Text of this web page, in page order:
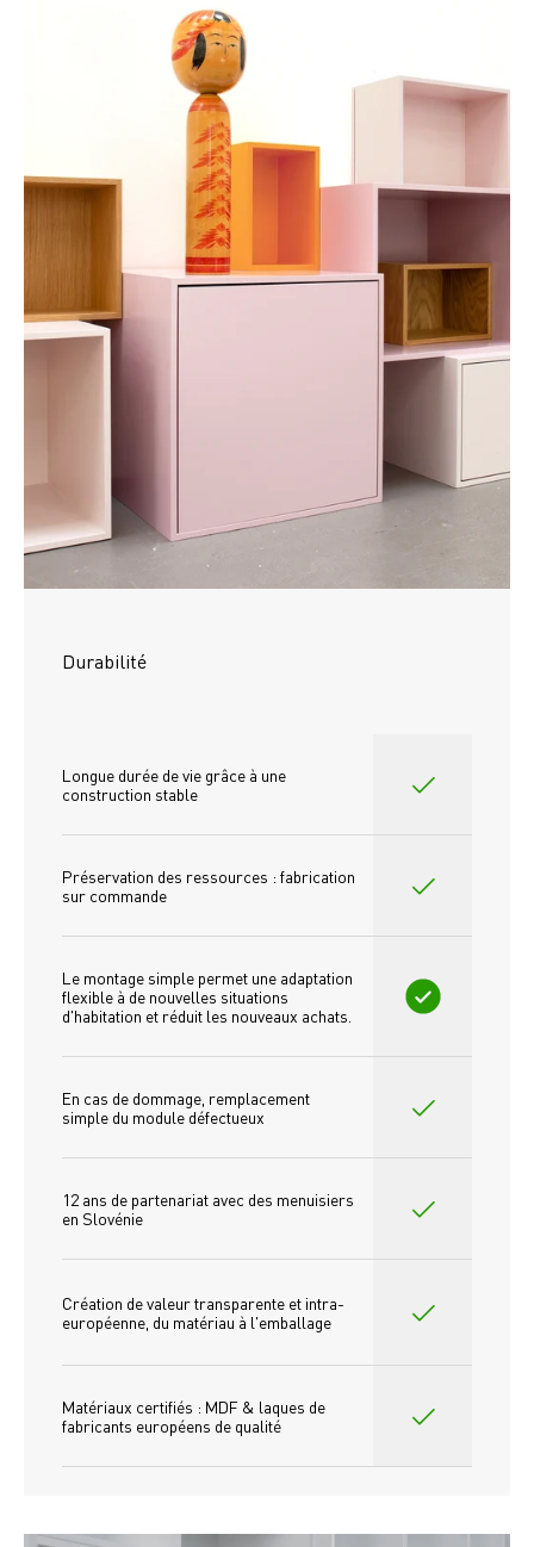
Durabilité
Longue durée de vie grâce à une
construction stable
Préservation des ressources : fabrication
sur commande
Le montage simple permet une adaptation
flexible à de nouvelles situations
d'habitation et réduit les nouveaux achats.
En cas de dommage, remplacement
simple du module défectueux
12 ans de partenariat avec des menuisiers
en Slovénie
Création de valeur transparente et intra-
européenne, du matériau à l'emballage
Matériaux certifiés : MDF & laques de
fabricants européens de qualité